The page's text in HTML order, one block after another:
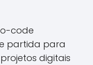
code
partida para
digitais